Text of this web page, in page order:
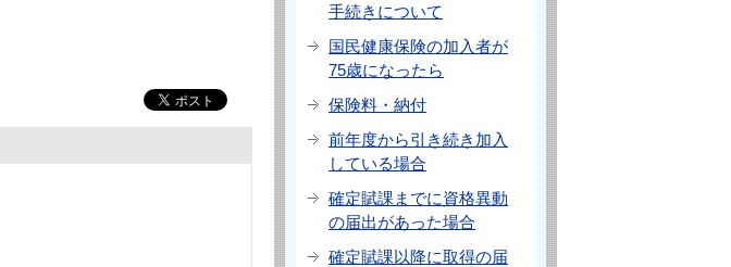
手続きについて
国民健康保険の加入者が
75歳になったら
保険料・納付
前年度から引き続き加入
している場合
確定賦課までに資格異動
の届出があった場合
確定賦課以降に取得の届